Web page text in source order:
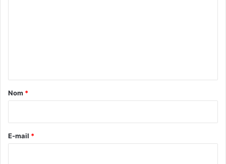
a
e
Nom *
E-mail *